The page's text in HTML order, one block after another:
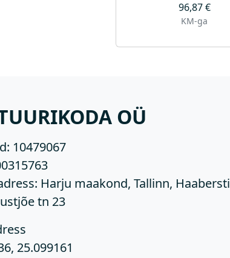
96,87€
KM-ga
OÜ
10479067
Harju maakond, Tallinn, Haabersti
tn 23
25.099161